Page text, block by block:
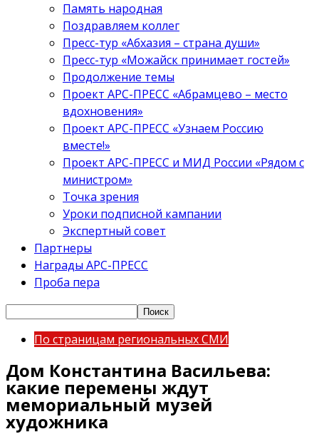
Память народная
Поздравляем коллег
Пресс-тур «Абхазия – страна души»
Пресс-тур «Можайск принимает гостей»
Продолжение темы
Проект АРС-ПРЕСС «Абрамцево – место
вдохновения»
Проект АРС-ПРЕСС «Узнаем Россию
вместе!»
Проект АРС-ПРЕСС и МИД России «Рядом с
министром»
Точка зрения
Уроки подписной кампании
Экспертный совет
Партнеры
Награды АРС-ПРЕСС
Проба пера
По страницам региональных СМИ
Дом Константина Васильева:
какие перемены ждут
мемориальный музей
художника